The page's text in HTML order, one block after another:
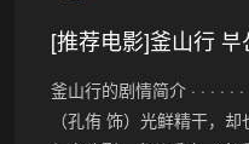
[推荐电影]釜山行 부
釜山行的剧情简介 · · ·
（孔侑 饰）光鲜精干，